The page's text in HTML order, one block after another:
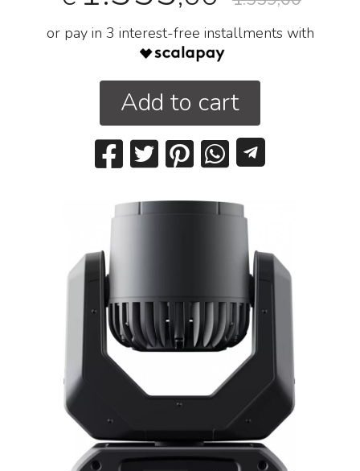
or pay in 3 interest-free installments with
Add to cart